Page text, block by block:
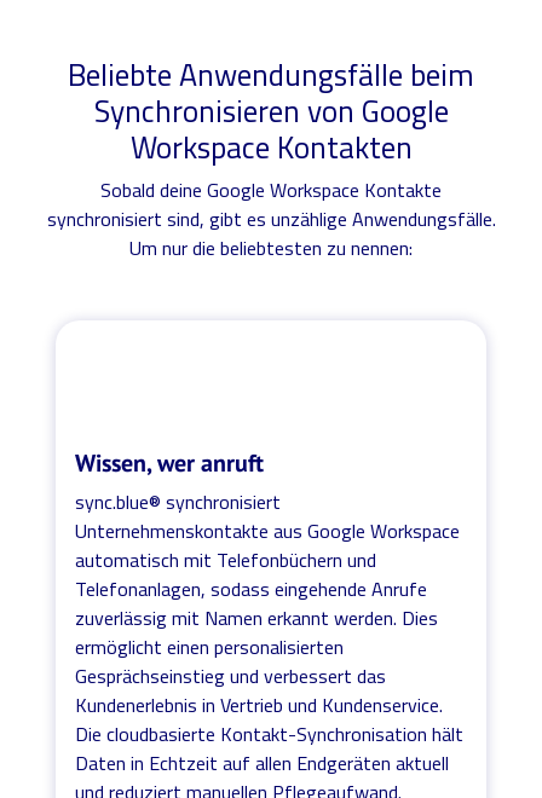
Beliebte Anwendungsfälle beim
Synchronisieren von Google
Workspace Kontakten
Sobald deine Google Workspace Kontakte
synchronisiert sind, gibt es unzählige Anwendungsfälle.
Um nur die beliebtesten zu nennen:
Wissen, wer anruft
sync.blue® synchronisiert
Unternehmenskontakte aus Google Workspace
automatisch mit Telefonbüchern und
Telefonanlagen, sodass eingehende Anrufe
zuverlässig mit Namen erkannt werden. Dies
ermöglicht einen personalisierten
Gesprächseinstieg und verbessert das
Kundenerlebnis in Vertrieb und Kundenservice.
Die cloudbasierte Kontakt-Synchronisation hält
Daten in Echtzeit auf allen Endgeräten aktuell
und reduziert manuellen Pflegeaufwand.